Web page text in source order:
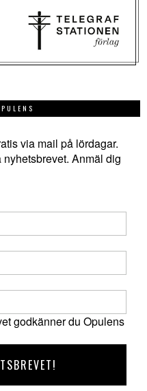
via mail på lördagar.
Anmäl dig
godkänner du Opulens